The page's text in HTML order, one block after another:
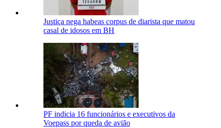
Justiça nega habeas corpus de diarista que matou
casal de idosos em BH
PF indicia 16 funcionários e executivos da
Voepass por queda de avião